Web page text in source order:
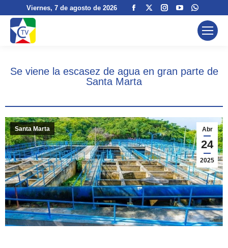
Viernes, 7 de agosto de 2026
Facebook
windowwindow
Instagram
window
YouTube
opens
window
page
opens
window
Se viene la escasez de agua en gran parte de
Santa Marta
Abr
24
2025
Santa Marta